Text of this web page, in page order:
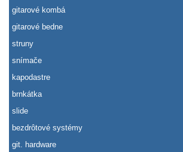
gitarové kombá
gitarové bedne
struny
snímače
kapodastre
brnkátka
slide
bezdrôtové systémy
git. hardware